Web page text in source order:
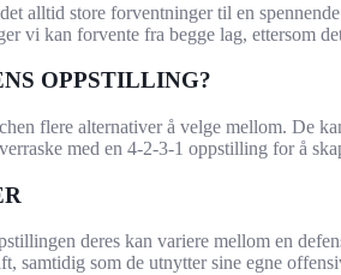
alltid store forventninger til en
vi kan forvente fra begge lag, ettersom
OPPSTILLING?
flere alternativer å velge mellom. De
med en 4-2-3-1 oppstilling for å
deres kan variere mellom en
samtidig som de utnytter sine egne